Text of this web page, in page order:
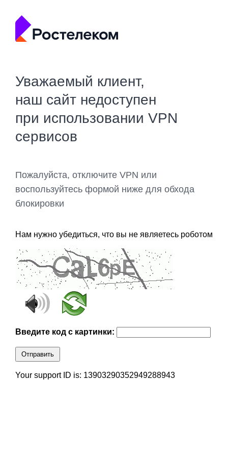
Уважаемый клиент,
наш сайт недоступен
при использовании VPN
сервисов
Пожалуйста, отключите VPN или
воспользуйтесь формой ниже для обхода
блокировки
Нам нужно убедиться, что вы не являетесь роботом
Введите код с картинки:
Отправить
Your support ID is: 13903290352949288943